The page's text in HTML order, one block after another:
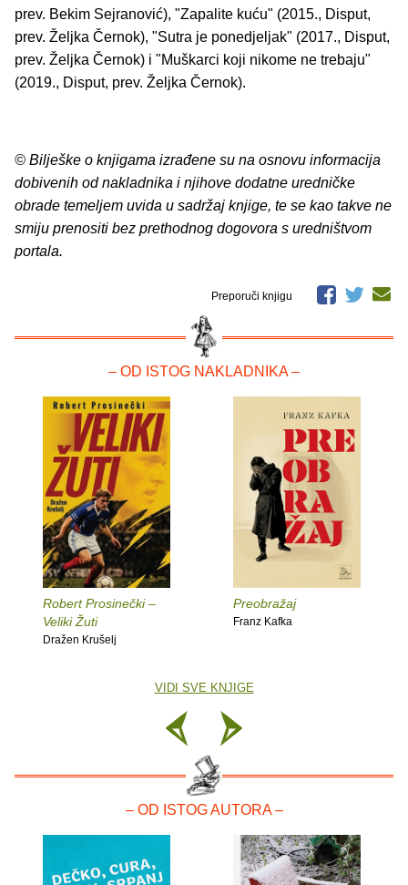
prev. Bekim Sejranović), "Zapalite kuću" (2015., Disput,
prev. Željka Černok), "Sutra je ponedjeljak" (2017., Disput,
prev. Željka Černok) i "Muškarci koji nikome ne trebaju"
(2019., Disput, prev. Željka Černok).
© Bilješke o knjigama izrađene su na osnovu informacija
dobivenih od nakladnika i njihove dodatne uredničke
obrade temeljem uvida u sadržaj knjige, te se kao takve ne
smiju prenositi bez prethodnog dogovora s uredništvom
portala.
Preporuči knjigu
– OD ISTOG NAKLADNIKA –
Robert Prosinečki –
Veliki Žuti
Dražen Krušelj
Preobražaj
Franz Kafka
VIDI SVE KNJIGE
– OD ISTOG AUTORA –